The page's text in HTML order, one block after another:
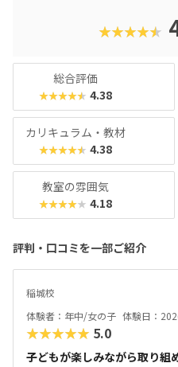
「何かを作りたい！」という
た。子ども達と先生のコミュ
の回りの製品と結びつけて「
している子どもがいて、日常
と感じました。スキルだけで
も育てたい方におすすめです。
★★★★★
総合評価
★★★★★ 4.38
カリキュラム・教材
★★★★★ 4.38
教室の雰囲気
★★★★★ 4.18
評判・口コミを一部ご紹介
稲城校
体験者：年中/女の子 体験日：
★★★★★ 5.0
子どもが楽しみながら取り組